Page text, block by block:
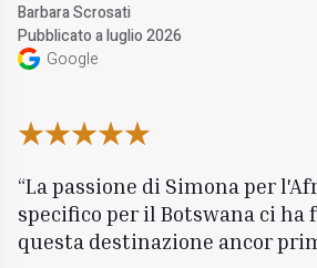
Barbara Scrosati
Pubblicato a luglio 2026
Google
La passione di Simona per
specifico per il Botswana ci ha
questa destinazione ancor